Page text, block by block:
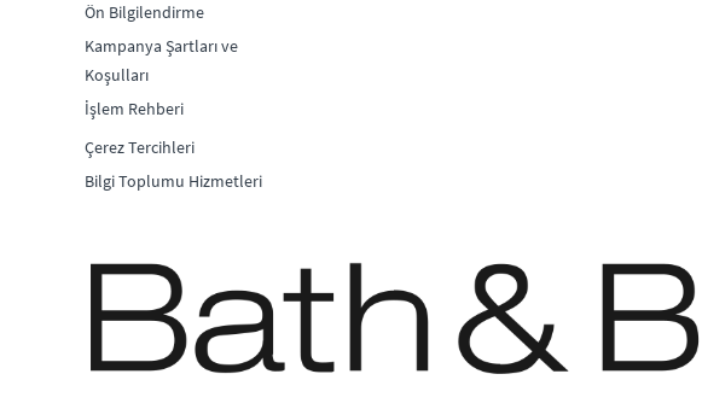
Ön Bilgilendirme
Kampanya Şartları ve
Koşulları
İşlem Rehberi
Çerez Tercihleri
Bilgi Toplumu Hizmetleri